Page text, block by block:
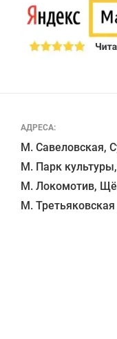
АДРЕСА:
М. Савеловская,
М. Парк
М. Локомотив,